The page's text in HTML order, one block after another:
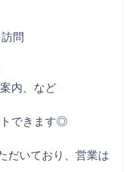
問
内、など
トできます◎
だいており、営業は